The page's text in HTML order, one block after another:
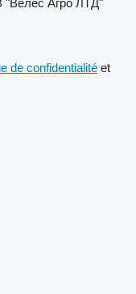
"Велес Агро ЛТД"
de confidentialité et